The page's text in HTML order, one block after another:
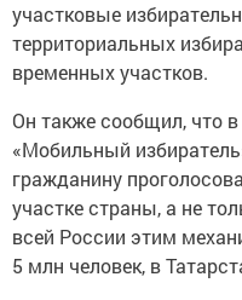
участковые
территориальных
временных участков.
Он также сообщил, что
«Мобильный
гражданину
участке страны, а не
всей России этим
5 млн человек, в